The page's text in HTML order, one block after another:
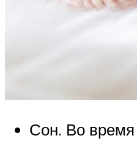
Сон. Во время